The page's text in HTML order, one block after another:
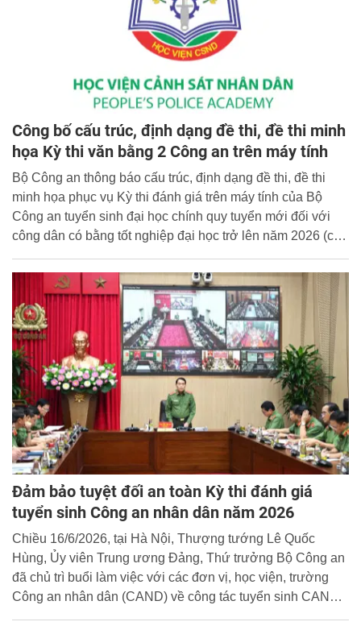
Công bố cấu trúc, định dạng đề thi, đề thi minh
họa Kỳ thi văn bằng 2 Công an trên máy tính
Bộ Công an thông báo cấu trúc, định dạng đề thi, đề thi
minh họa phục vụ Kỳ thi đánh giá trên máy tính của Bộ
Công an tuyển sinh đại học chính quy tuyển mới đối với
công dân có bằng tốt nghiệp đại học trở lên năm 2026 (có
Đảm bảo tuyệt đối an toàn Kỳ thi đánh giá
tuyển sinh Công an nhân dân năm 2026
Chiều 16/6/2026, tại Hà Nội, Thượng tướng Lê Quốc
Hùng, Ủy viên Trung ương Đảng, Thứ trưởng Bộ Công an
đã chủ trì buổi làm việc với các đơn vị, học viện, trường
Công an nhân dân (CAND) về công tác tuyển sinh CAND